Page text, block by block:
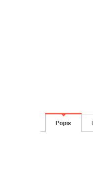
Popis